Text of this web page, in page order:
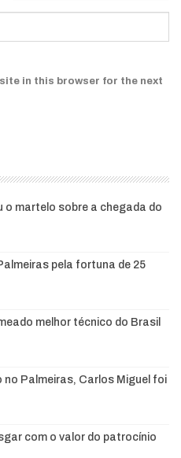
in this browser for the next
o martelo sobre a chegada do
pela fortuna de 25
melhor técnico do Brasil
no Palmeiras, Carlos Miguel foi
com o valor do patrocínio